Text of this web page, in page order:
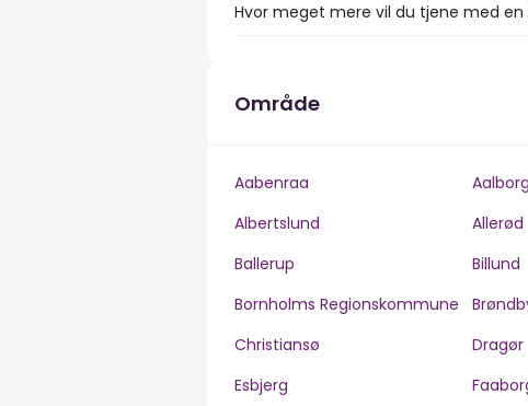
Hvor meget mere vil du tjene med en
Område
Aabenraa Aalborg
Albertslund
Allerød
Ballerup
Billund
Bornholms Regionskommune
Christiansø
Dragør
Esbjerg